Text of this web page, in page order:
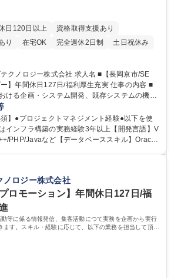
日120日以上
資格取得支援あり
り 在宅OK 完全週休2日制
土日祝休み
式会社 求人名 ■【長岡京市/SE
間休日127日/福利厚生充実 仕事の内容 ■
ける企画・システム開発、既存システムの機能
システム開発から運用、保守まで一貫して対応
ジェクトマネージャーをお任せします。 ■製
品質系システムに必要なサーバ、ネットワーク
て頂きます。■小規模なプロジェクトのマネジ
】Oracle DB/SQLなど 募集職種 ■【長
/リーダー】年間休日127日/福利厚生充実
】●プロジェクトマネジメント経験●以下を使
インフラ構築の実務経験3年以上【開発言語】V
PHP/Javaなど【データベーススキル】Oracle
シップを発揮できる方 ■柔軟性があり、コミュ
力：
ノロジー株式会社
ロモーション】年間休日127日/福
等に係る情報発信、集客活動につて実務を企画から実行
ます。スキル・経験に応じて、以下の業務を担当して頂き